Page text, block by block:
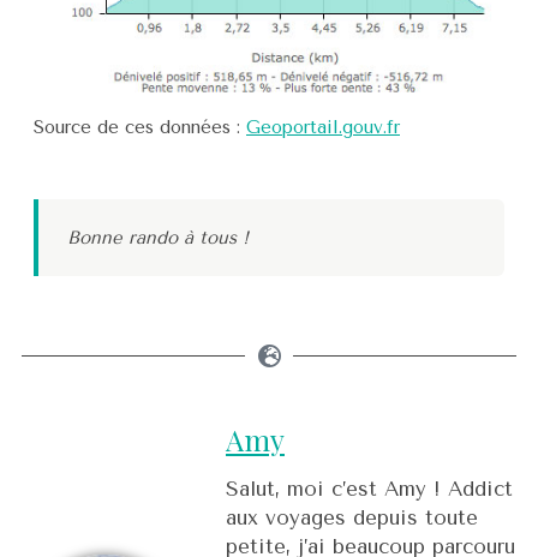
Source de ces données : Geoportail.gouv.fr
Bonne rando à tous !
Amy
Salut, moi c’est Amy ! Addict
aux voyages depuis toute
petite, j’ai beaucoup parcouru